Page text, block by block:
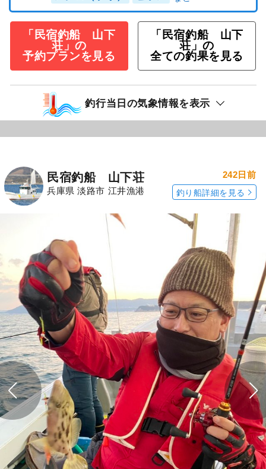
「民宿釣船 山下
荘」の
予約プランを見る
「民宿釣船 山下
荘」の
全ての釣果を見る
釣行当日の気象情報を表示
民宿釣船 山下荘
兵庫県 淡路市 江井漁港
242日前
釣り船詳細を見る